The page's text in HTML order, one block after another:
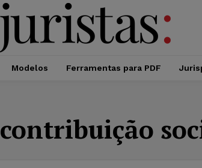
Modelos Ferramentas para PDF
contribuição